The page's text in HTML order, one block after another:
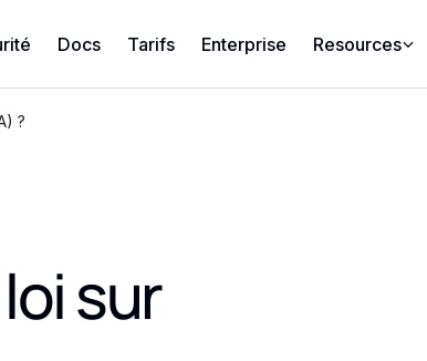
Docs Tarifs Enterprise Resources
?
sur